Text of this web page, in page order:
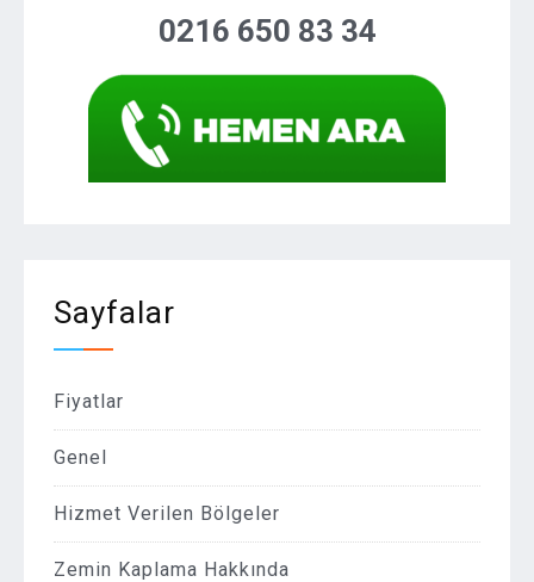
0216 650 83 34
Sayfalar
Fiyatlar
Genel
Hizmet Verilen Bölgeler
Zemin Kaplama Hakkında